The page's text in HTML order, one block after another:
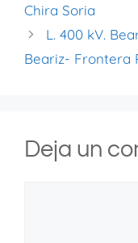
Chira Soria
L. 400 kV.
Beariz- Frontera
Deja un